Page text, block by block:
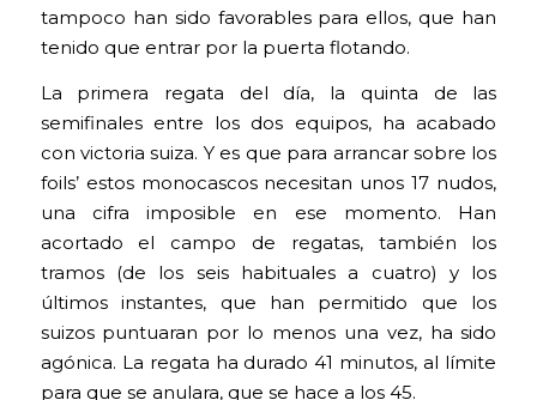
tampoco han sido favorables para ellos, que han
tenido que entrar por la puerta flotando.
La primera regata del día, la quinta de las
semifinales entre los dos equipos, ha acabado
con victoria suiza. Y es que para arrancar sobre los
foils’ estos monocascos necesitan unos 17 nudos,
una cifra imposible en ese momento. Han
acortado el campo de regatas, también los
tramos (de los seis habituales a cuatro) y los
últimos instantes, que han permitido que los
suizos puntuaran por lo menos una vez, ha sido
agónica. La regata ha durado 41 minutos, al límite
para que se anulara, que se hace a los 45.